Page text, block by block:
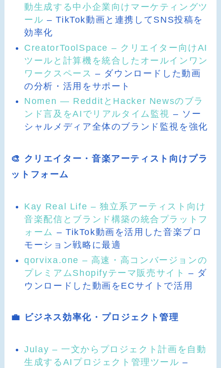
動生成する中小企業向けマーケティングツ
ール – TikTok動画と連携してSNS投稿を
効率化
CreatorToolSpace – クリエイター向けAI
ツールと計算機を統合したオールインワン
ワークスペース – ダウンロードした動画
の分析・活用をサポート
Nomen — RedditとHacker Newsのブラ
ンド言及をAIでリアルタイム監視 – ソー
シャルメディア全体のブランド監視を強化
🎨 クリエイター・音楽アーティスト向けプラ
ットフォーム
Kay Real Life – 独立系アーティスト向け
音楽配信とブランド構築の統合プラットフ
ォーム – TikTok動画を活用した音楽プロ
モーション戦略に最適
qorvixa.one – 高速・高コンバージョンの
プレミアムShopifyテーマ販売サイト – ダ
ウンロードした動画をECサイトで活用
💼 ビジネス効率化・プロジェクト管理
Julay – 一文からプロジェクト計画を自動
生成するAIプロジェクト管理ツール –